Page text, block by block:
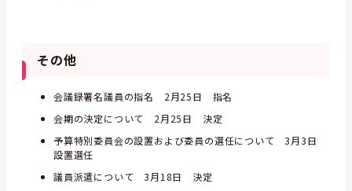
その他
会議録署名議員の指名 2月25日 指名
会期の決定について 2月25日 決定
予算特別委員会の設置および委員の選任について 3月3日
設置選任
議員派遣について 3月18日 決定